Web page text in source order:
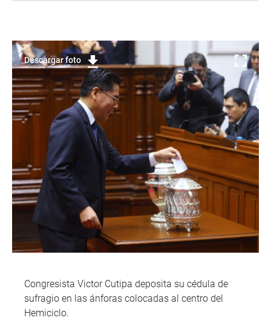
Descargar foto
Congresista Victor Cutipa deposita su cédula de
sufragio en las ánforas colocadas al centro del
Hemiciclo.